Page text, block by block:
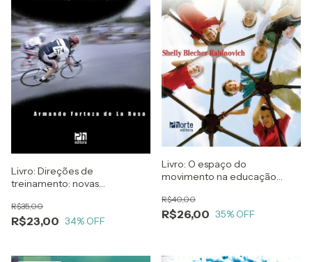
Livro: Direções de
treinamento: novas
R$23,00
R$35,00
34% OFF
Livro: O espaço do
movimento na educação
experiência profissional
R$26,00
R$40,00
35% OFF